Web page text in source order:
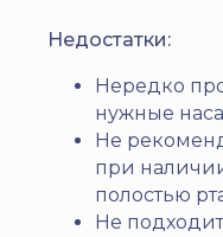
Недостатки:
Нередко
нужные
Не
при
полостью
Не